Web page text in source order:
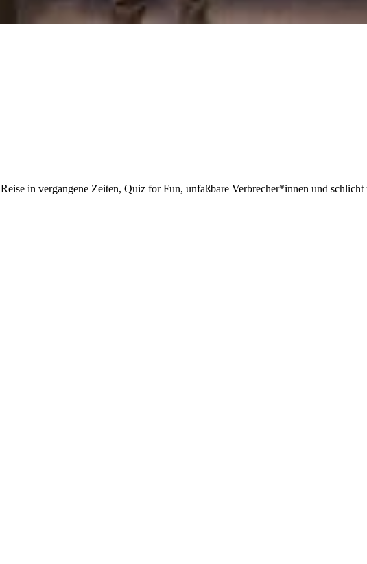
in vergangene Zeiten, Quiz for Fun, unfaßbare Verbrecher*innen und